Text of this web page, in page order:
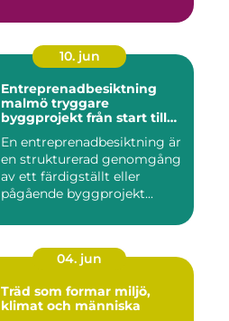
10. jun
Entreprenadbesiktning
malmö tryggare
byggprojekt från start till
En entreprenadbesiktning är
en strukturerad genomgång
av ett färdigställt eller
pågående byggprojekt...
04. jun
Träd som formar miljö,
klimat och människa